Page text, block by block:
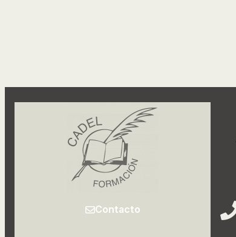
Contacto